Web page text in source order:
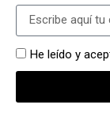
He leído y